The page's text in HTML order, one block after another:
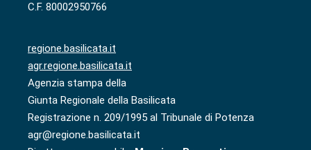
C.F. 80002950766
regione.basilicata.it
agr.regione.basilicata.it
Agenzia stampa della
Giunta Regionale della Basilicata
Registrazione n. 209/1995 al Tribunale di Potenza
agr@regione.basilicata.it